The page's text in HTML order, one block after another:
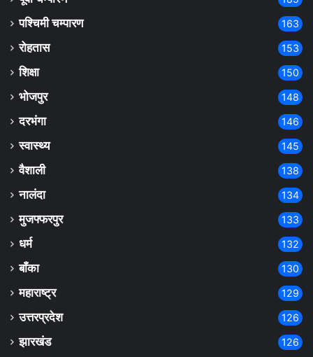
पश्चिमी चम्पारण 163
रोहतास 153
शिक्षा 150
भोजपुर 148
दरभंगा 146
स्वास्थ्य 145
वैशाली 138
नालंदा 134
मुजफ्फरपुर 133
धर्म 132
बाँका 130
महाराष्ट्र 129
उत्तरप्रदेश 126
झारखंड 126